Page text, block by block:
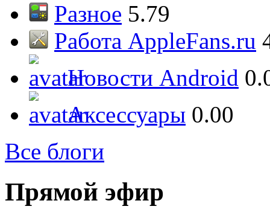
Разное 5.79
Работа AppleFans.ru
Новости Android
Аксессуары 0.00
Все блоги
Прямой эфир